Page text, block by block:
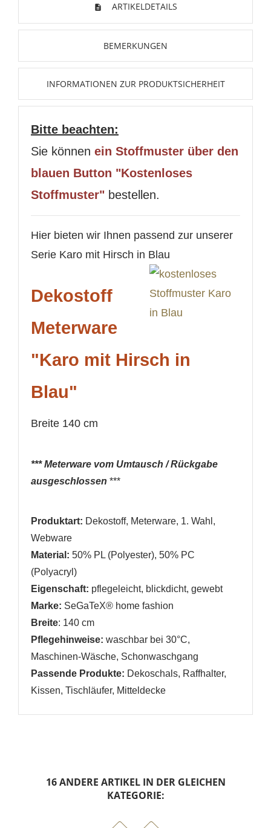
ARTIKELDETAILS
BEMERKUNGEN
INFORMATIONEN ZUR PRODUKTSICHERHEIT
Bitte beachten:
Sie können ein Stoffmuster über den
blauen Button "Kostenloses
Stoffmuster" bestellen.
Hier bieten wir Ihnen passend zur unserer
Serie Karo mit Hirsch in Blau
Dekostoff
Meterware
"Karo mit Hirsch in
Blau"
Breite 140 cm
*** Meterware vom Umtausch / Rückgabe
ausgeschlossen ***
Produktart: Dekostoff, Meterware, 1. Wahl ,
Webware
Material: 50% PL (Polyester), 50% PC
(Polyacryl)
Eigenschaft: pflegeleicht, blickdicht, gewebt
Marke: SeGaTeX® home fashion
Breite: 140 cm
Pflegehinweise: waschbar bei 30°C,
Maschinen-Wäsche, Schonwaschgang
Passende Produkte: Dekoschals, Raffhalter,
Kissen, Tischläufer, Mitteldecke
16 ANDERE ARTIKEL IN DER GLEICHEN
KATEGORIE:
AUF MEINE WUNSCHLISTE
add_circle_outline Neue Liste anlegen
WUNSCHLISTE ERSTELLEN
Name der Wunschliste
Wunschliste
Sie müssen angemeldet sein, um Artikel Ihrer
Wunschliste hinzufügen zu können.
Anmelden